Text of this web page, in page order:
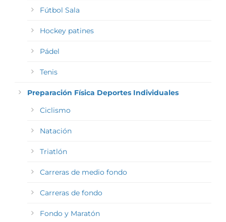
Fútbol Sala
Hockey patines
Pádel
Tenis
Preparación Física Deportes Individuales
Ciclismo
Natación
Triatlón
Carreras de medio fondo
Carreras de fondo
Fondo y Maratón